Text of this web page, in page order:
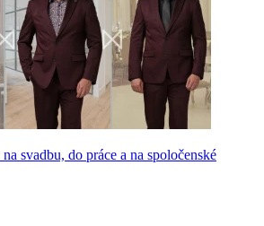
svadbu, do práce a na spoločenské